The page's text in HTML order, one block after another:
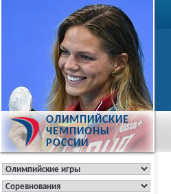
ОЛИМПИЙСКИЕ
ЧЕМПИОНЫ
РОССИИ